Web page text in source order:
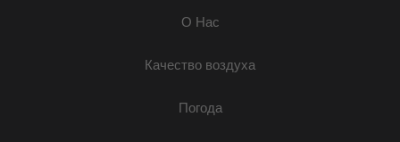
О Нас
Качество воздуха
Погода